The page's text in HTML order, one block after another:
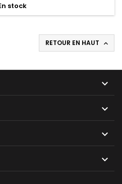
stock
RETOUR EN HAUT 



